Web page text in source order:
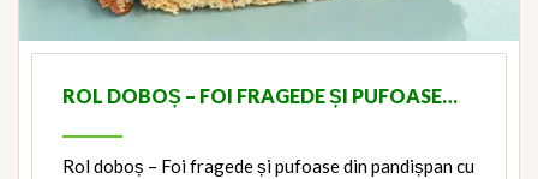
ROL DOBOȘ – FOI FRAGEDE ȘI PUFOASE…
Rol doboș – Foi fragede și pufoase din pandișpan cu